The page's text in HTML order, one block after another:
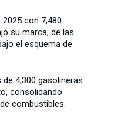
con 7,480
su marca, de las
el esquema de
4,300 gasolineras
consolidando
combustibles.